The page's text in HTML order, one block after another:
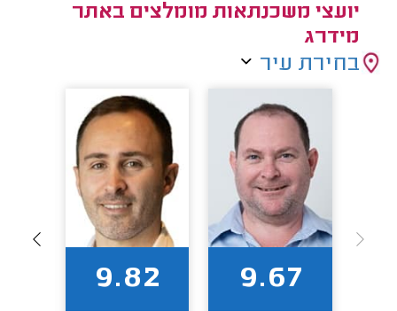
יועצי משכנתאות מומלצים באתר
מידרג
בחירת עיר
9.67
9.82